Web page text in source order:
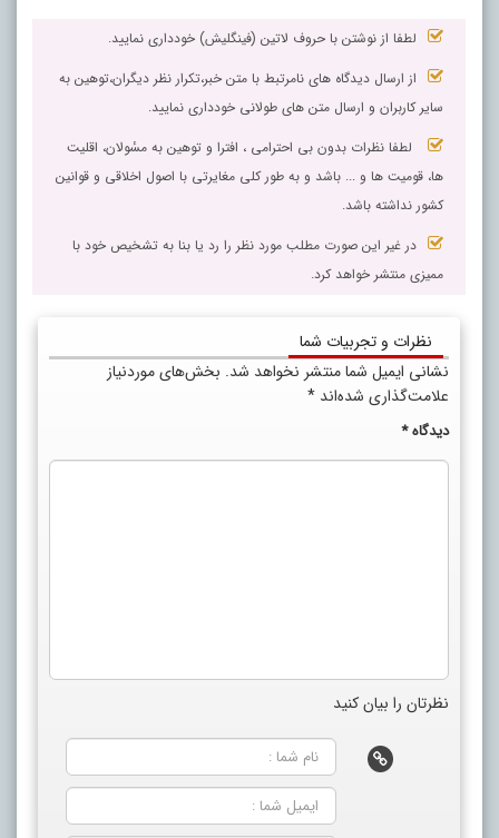
لطفا از نوشتن با حروف لاتین (فینگلیش) خودداری نمایید.
از ارسال دیدگاه های نامرتبط با متن خبر،تکرار نظر دیگران،توهین به
سایر کاربران و ارسال متن های طولانی خودداری نمایید.
لطفا نظرات بدون بی احترامی ، افترا و توهین به مسٔولان، اقلیت
ها، قومیت ها و ... باشد و به طور کلی مغایرتی با اصول اخلاقی و قوانین
کشور نداشته باشد.
در غیر این صورت مطلب مورد نظر را رد یا بنا به تشخیص خود با
ممیزی منتشر خواهد کرد.
نظرات و تجربیات شما
نشانی ایمیل شما منتشر نخواهد شد. بخش‌های موردنیاز
علامت‌گذاری شده‌اند *
دیدگاه*
نظرتان را بیان کنید